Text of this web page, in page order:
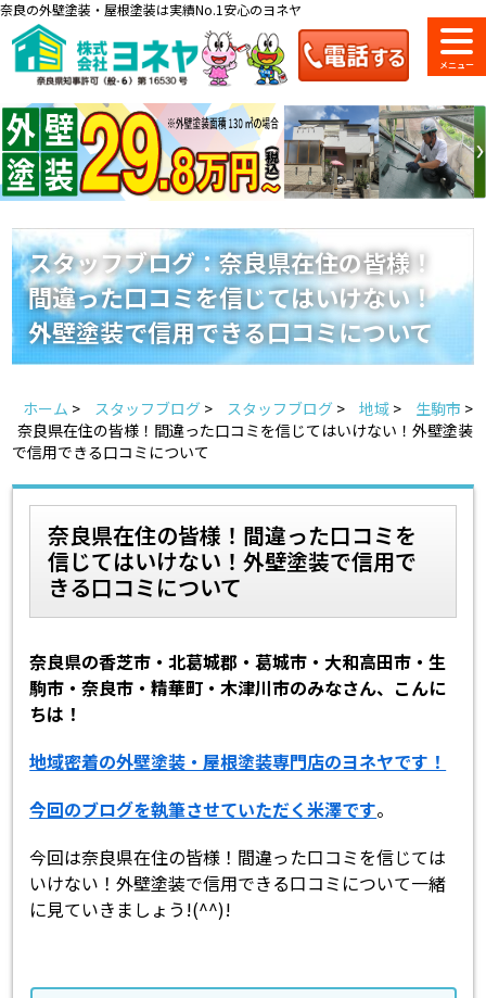
奈良の外壁塗装・屋根塗装は実績No.1安心のヨネヤ
料金一覧 会社案内 ショールーム
のご紹介
来店予約 お問い合わせ
お見積り お電話
ヨネヤの施工実績
Home お客様の声
スタッフ紹介 スタッフブログ
よくあるご質問
ヨネヤがお客様から選ばれる10の
理由
リフォームローン
工場倉庫修繕 アパート・マンション修繕
スタッフブログ：奈良県在住の皆様！
間違った口コミを信じてはいけない！
外壁塗装で信用できる口コミについて
ホーム > スタッフブログ > スタッフブログ > 地域 > 生駒市 >
奈良県在住の皆様！間違った口コミを信じてはいけない！外壁塗装
で信用できる口コミについて
奈良県在住の皆様！間違った口コミを
信じてはいけない！外壁塗装で信用で
きる口コミについて
奈良県の香芝市・北葛城郡・葛城市・大和高田市・生
駒市・奈良市・精華町・木津川市のみなさん、こんに
ちは！
地域密着の外壁塗装・屋根塗装専門店のヨネヤです！
今回のブログを執筆させていただく米澤です。
今回は奈良県在住の皆様！間違った口コミを信じては
いけない！外壁塗装で信用できる口コミについて一緒
に見ていきましょう!(^^)!